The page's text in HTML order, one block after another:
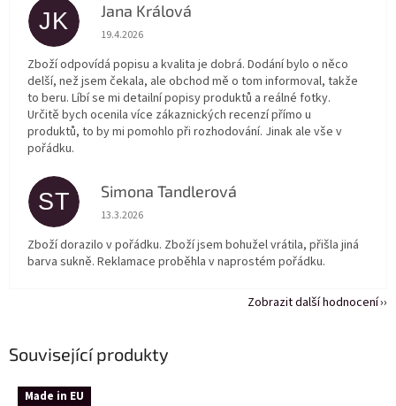
Související produkty
Made in EU
JK Jana Králová
Hodnocení obchodu je 5 z 5 hvězdiček.
19.4.2026
Zboží odpovídá popisu a kvalita je dobrá. Dodání bylo o něco
delší, než jsem čekala, ale obchod mě o tom informoval, takže
to beru. Líbí se mi detailní popisy produktů a reálné fotky.
Určitě bych ocenila více zákaznických recenzí přímo u
produktů, to by mi pomohlo při rozhodování. Jinak ale vše v
pořádku.
ST Simona Tandlerová
Hodnocení obchodu je 5 z 5 hvězdiček.
13.3.2026
Zboží dorazilo v pořádku. Zboží jsem bohužel vrátila, přišla jiná
barva sukně. Reklamace proběhla v naprostém pořádku.
Zobrazit další hodnocení